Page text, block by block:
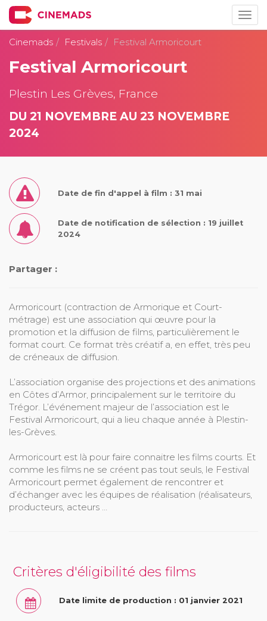
Cinemads
Festivals Festival Armoricourt
Festival Armoricourt
Plestin Les Grèves, France
DU 21 NOVEMBRE AU 23 NOVEMBRE
2024
Date de fin d'appel à film : 31 mai
Date de notification de sélection : 19 juillet
2024
Partager :
Armoricourt (contraction de Armorique et Court-
métrage) est une association qui œuvre pour la
promotion et la diffusion de films, particulièrement le
format court. Ce format très créatif a, en effet, très peu
de créneaux de diffusion.
L’association organise des projections et des animations
en Côtes d’Armor, principalement sur le territoire du
Trégor. L’événement majeur de l’association est le
Festival Armoricourt, qui a lieu chaque année à Plestin-
les-Grèves.
Armoricourt est là pour faire connaitre les films courts. Et
comme les films ne se créent pas tout seuls, le Festival
Armoricourt permet également de rencontrer et
d’échanger avec les équipes de réalisation (réalisateurs,
producteurs, acteurs …
Critères d'éligibilité des films
Date limite de production : 01 janvier 2021